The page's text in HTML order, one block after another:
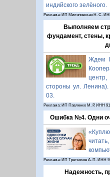
индийского зелёного.
Реклама: ИП Миляновская Н. С.
Выполняем
фундамент, стены,
Ждем
стороны ул.
03.
Реклама: ИП Павленко М. Р. ИНН
Ошибка №4. Одни
Реклама: ИП Третьяков А. П. ИНН
Надежность,